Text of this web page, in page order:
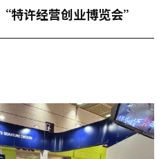
特许经营创业博览会”